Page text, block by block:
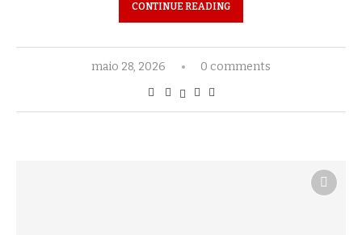
CONTINUE READING
maio 28, 2026 0 comments